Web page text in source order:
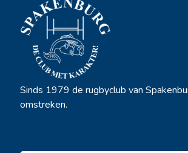
Sinds 1979 de rugbyclub van
omstreken.